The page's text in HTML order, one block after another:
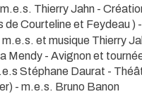
Thierry Jahn -
de Courteline et Feydeau )
m.e.s. et musique Thierry
Mendy - Avignon et
Stéphane Daurat -
- m.e.s. Bruno Banon